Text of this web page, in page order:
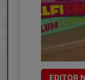
EDITOR